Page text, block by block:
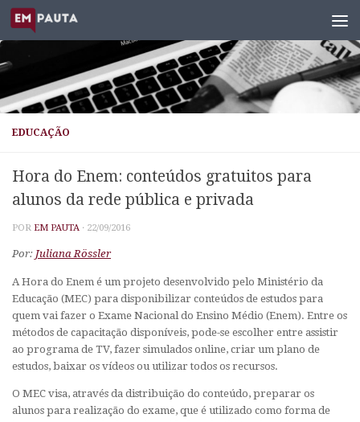
Skip to content
EDUCAÇÃO
Hora do Enem: conteúdos gratuitos para
alunos da rede pública e privada
POR EM PAUTA · 22/09/2016
Por: Juliana Rössler
A Hora do Enem é um projeto desenvolvido pelo Ministério da
Educação (MEC) para disponibilizar conteúdos de estudos para
quem vai fazer o Exame Nacional do Ensino Médio (Enem). Entre os
métodos de capacitação disponíveis, pode-se escolher entre assistir
ao programa de TV, fazer simulados online, criar um plano de
estudos, baixar os vídeos ou utilizar todos os recursos.
O MEC visa, através da distribuição do conteúdo, preparar os
alunos para realização do exame, que é utilizado como forma de